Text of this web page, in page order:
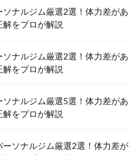
ナルジム厳選2選！体力差があ
解をプロが解説
ソナルジム厳選2選！体力差があ
解をプロが解説
ソナルジム厳選5選！体力差があ
解をプロが解説
ソナルジム厳選2選！体力差が